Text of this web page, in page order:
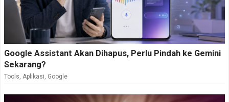
Google Assistant Akan Dihapus, Perlu Pindah ke Gemini
Sekarang?
Tools, Aplikasi, Google